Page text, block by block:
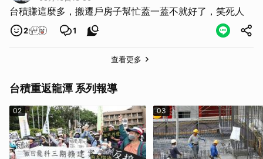
台積賺這麼多，搬遷戶房子幫忙蓋一蓋不就好了，笑死人
2 1
查看更多
台積重返龍潭 系列報導
02 03